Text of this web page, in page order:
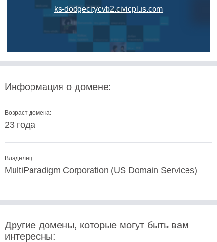
ks-dodgecitycvb2.civicplus.com
Информация о домене:
Возраст домена:
23 года
Владелец:
MultiParadigm Corporation (US Domain Services)
Другие домены, которые могут быть вам
интересны: